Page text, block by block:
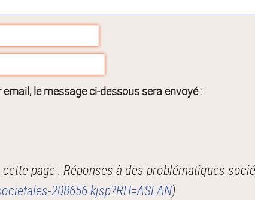
le message ci-dessous sera envoyé :
page : Réponses à des problématiques
208656.kjsp?RH=ASLAN).